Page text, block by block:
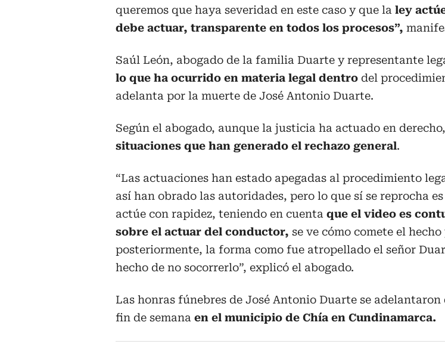
queremos que haya severidad en este caso y que la ley
debe actuar, transparente en todos los procesos”,
Saúl León, abogado de la familia Duarte y representante
lo que ha ocurrido en materia legal dentro del
adelanta por la muerte de José Antonio Duarte.
Según el abogado, aunque la justicia ha actuado en derecho,
situaciones que han generado el rechazo general.
“Las actuaciones han estado apegadas al procedimiento
así han obrado las autoridades, pero lo que sí se reprocha es
actúe con rapidez, teniendo en cuenta que el video es
sobre el actuar del conductor, se ve cómo comete el hecho
posteriormente, la forma como fue atropellado el señor
hecho de no socorrerlo”, explicó el abogado.
Las honras fúnebres de José Antonio Duarte se
fin de semana en el municipio de Chía en Cundinamarca.